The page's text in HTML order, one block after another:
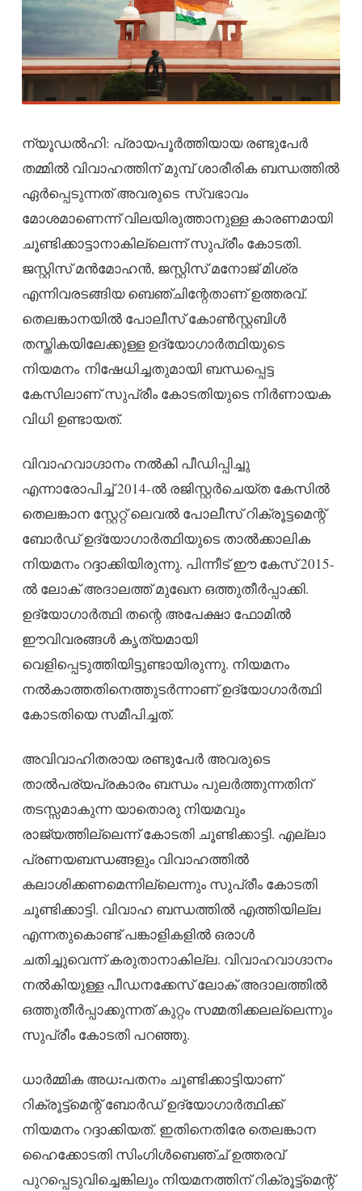
ന്യൂഡൽഹി: പ്രായപൂർത്തിയായ രണ്ടുപേർ
തമ്മിൽ വിവാഹത്തിന് മുമ്പ് ശാരീരിക ബന്ധത്തിൽ
ഏർപ്പെടുന്നത് അവരുടെ സ്വഭാവം
മോശമാണെന്ന് വിലയിരുത്താനുള്ള കാരണമായി
ചൂണ്ടിക്കാട്ടാനാകില്ലെന്ന് സുപ്രീം കോടതി.
ജസ്റ്റിസ് മൻമോഹൻ, ജസ്റ്റിസ് മനോജ് മിശ്ര
എന്നിവരടങ്ങിയ ബെഞ്ചിന്റേതാണ് ഉത്തരവ്.
തെലങ്കാനയിൽ പോലീസ് കോൺസ്റ്റബിൾ
തസ്തികയിലേക്കുള്ള ഉദ്യോഗാർത്ഥിയുടെ
നിയമനം നിഷേധിച്ചതുമായി ബന്ധപ്പെട്ട
കേസിലാണ് സുപ്രീം കോടതിയുടെ നിർണായക
വിധി ഉണ്ടായത്.
വിവാഹവാഗ്ദാനം നൽകി പീഡിപ്പിച്ചു
എന്നാരോപിച്ച് 2014-ൽ രജിസ്റ്റർചെയ്ത കേസിൽ
തെലങ്കാന സ്റ്റേറ്റ് ലെവൽ പോലീസ് റിക്രൂട്ടമെന്റ്
ബോർഡ് ഉദ്യോഗാർത്ഥിയുടെ താൽക്കാലിക
നിയമനം റദ്ദാക്കിയിരുന്നു. പിന്നീട് ഈ കേസ് 2015-
ൽ ലോക് അദാലത്ത് മുഖേന ഒത്തുതീർപ്പാക്കി.
ഉദ്യോഗാർത്ഥി തന്റെ അപേക്ഷാ ഫോമിൽ
ഈവിവരങ്ങൾ കൃത്യമായി
വെളിപ്പെടുത്തിയിട്ടുണ്ടായിരുന്നു. നിയമനം
നൽകാത്തതിനെത്തുടർന്നാണ് ഉദ്യോഗാർത്ഥി
കോടതിയെ സമീപിച്ചത്.
അവിവാഹിതരായ രണ്ടുപേർ അവരുടെ
താൽപര്യപ്രകാരം ബന്ധം പുലർത്തുന്നതിന്
തടസ്സമാകുന്ന യാതൊരു നിയമവും
രാജ്യത്തില്ലെന്ന് കോടതി ചൂണ്ടിക്കാട്ടി. എല്ലാ
പ്രണയബന്ധങ്ങളും വിവാഹത്തിൽ
കലാശിക്കണമെന്നില്ലെന്നും സുപ്രീം കോടതി
ചൂണ്ടിക്കാട്ടി. വിവാഹ ബന്ധത്തിൽ എത്തിയില്ല
എന്നതുകൊണ്ട് പങ്കാളികളിൽ ഒരാൾ
ചതിച്ചുവെന്ന് കരുതാനാകില്ല. വിവാഹവാഗ്ദാനം
നൽകിയുള്ള പീഡനക്കേസ് ലോക് അദാലത്തിൽ
ഒത്തുതീർപ്പാക്കുന്നത് കുറ്റം സമ്മതിക്കലല്ലെന്നും
സുപ്രീം കോടതി പറഞ്ഞു.
ധാർമ്മിക അധഃപതനം ചൂണ്ടിക്കാട്ടിയാണ്
റിക്രൂട്ട്മെന്റ് ബോർഡ് ഉദ്യോഗാർത്ഥിക്ക്
നിയമനം റദ്ദാക്കിയത്. ഇതിനെതിരേ തെലങ്കാന
ഹൈക്കോടതി സിംഗിൾബെഞ്ച് ഉത്തരവ്
പുറപ്പെടുവിച്ചെങ്കിലും നിയമനത്തിന് റിക്രൂട്ട്മെന്റ്